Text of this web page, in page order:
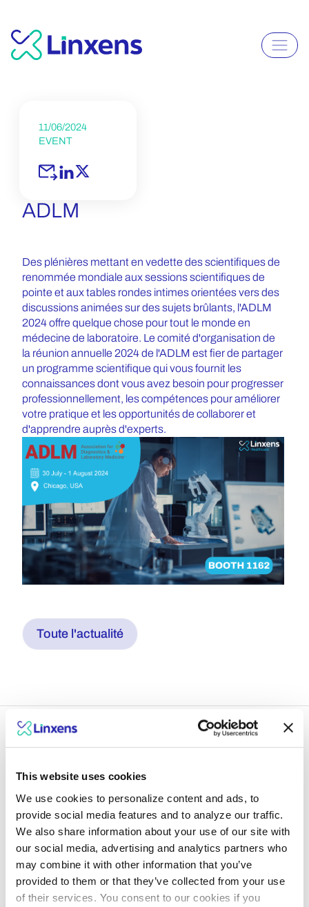
This website uses cookies
We use cookies to personalize content and ads, to
provide social media features and to analyze our traffic.
We also share information about your use of our site with
our social media, advertising and analytics partners who
may combine it with other information that you’ve
provided to them or that they’ve collected from your use
of their services. You consent to our cookies if you
11/06/2024
EVENT
ADLM
Des plénières mettant en vedette des scientifiques de
renommée mondiale aux sessions scientifiques de
pointe et aux tables rondes intimes orientées vers des
discussions animées sur des sujets brûlants, l'ADLM
2024 offre quelque chose pour tout le monde en
médecine de laboratoire. Le comité d'organisation de
la réunion annuelle 2024 de l'ADLM est fier de partager
un programme scientifique qui vous fournit les
connaissances dont vous avez besoin pour progresser
professionnellement, les compétences pour améliorer
votre pratique et les opportunités de collaborer et
d'apprendre auprès d'experts.
Toute l'actualité
Garder une longueur
d'avance avec les avis
de nos experts
Explore insights